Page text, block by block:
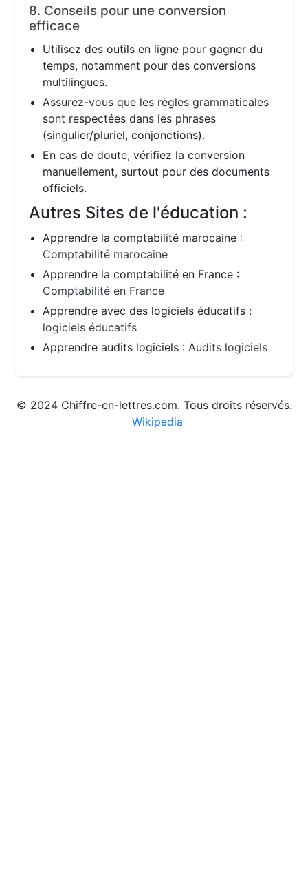
8. Conseils pour une conversion
efficace
Utilisez des outils en ligne pour gagner du
temps, notamment pour des conversions
multilingues.
Assurez-vous que les règles grammaticales
sont respectées dans les phrases
(singulier/pluriel, conjonctions).
En cas de doute, vérifiez la conversion
manuellement, surtout pour des documents
officiels.
Autres Sites de l'éducation :
Apprendre la comptabilité marocaine :
Comptabilité marocaine
Apprendre la comptabilité en France :
Comptabilité en France
Apprendre avec des logiciels éducatifs :
logiciels éducatifs
Apprendre audits logiciels :Audits logiciels
© 2024 Chiffre-en-lettres.com. Tous droits réservés.
Wikipedia